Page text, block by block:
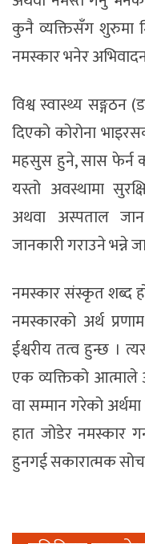
कुनै व्यक्तिसँग शुरुमा
नमस्कार भनेर अभिवादन
विश्व स्वास्थ्य
दिएको कोरोना
महसुस हुने, सास फेर्न
यस्तो अवस्थामा
अथवा अस्पताल
जानकारी गराउने भन्ने
नमस्कार संस्कृत शब्द
नमस्कारको अर्थ
ईश्वरीय तत्व हुन्छ ।
एक व्यक्तिको आत्माले
वा सम्मान गरेको
हात जोडेर नमस्कार
हुनगई सकारात्मक